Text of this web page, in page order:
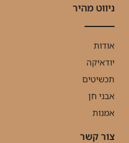
ניווט מהיר
אודות
יודאיקה
תכשיטים
אבני חן
אמנות
צור קשר